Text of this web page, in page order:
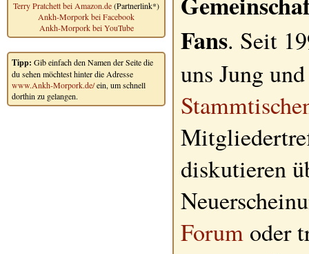
Terry Pratchett bei Amazon.de(Partnerlink*)
Ankh-Morpork bei Facebook
Ankh-Morpork bei YouTube
Tipp: Gib einfach den Namen der Seite die
du sehen möchtest hinter die Adresse
www.Ankh-Morpork.de/ein, um schnell
dorthin zu gelangen.
Fans. Seit
uns Jung
diskutieren
Forum oder